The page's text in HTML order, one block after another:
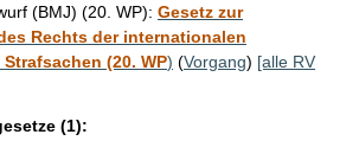
(BMJ) (20. WP): Gesetz zur
Rechts der internationalen
(20. WP) (Vorgang) [alle RV
(1):